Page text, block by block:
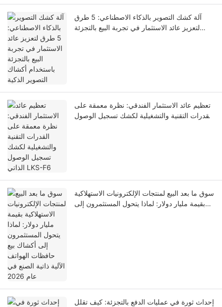
آلة كشك التصوير بالذكاء الاصطناعي: 5 طرق
لتعزيز عائد الاستثمار في تجربة البيع بالتجزئة
تعظيم عائد الاستثمار الفندقي: نظرة معمقة على
القدرات التقنية والتشغيلية لكشك تسجيل الوصول
سوق ما بعد البيع لمنتجات الإلكترونيات الاستهلاكية
بقيمة مليار دولار: لماذا يتحول المستثمرون إلى
إحداث ثورة في عمليات الدفع بالتجزئة: كيف تقلل